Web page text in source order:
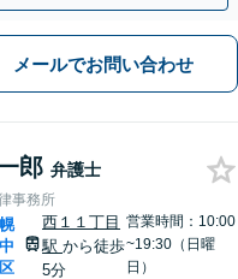
メールでお問い合わせ
郎 弁護士
事務所
西１１丁目
駅から徒歩
5分
営業時間：10:00
~19:30（日曜
日）